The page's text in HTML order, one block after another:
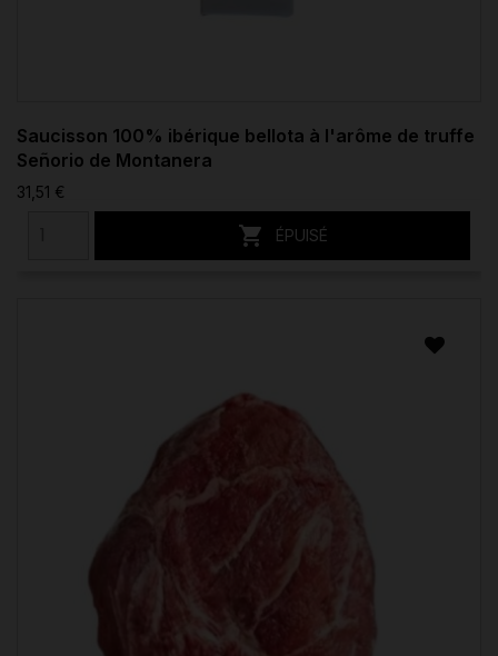
Saucisson 100% ibérique bellota à l'arôme de truffe
Señorio de Montanera
31,51 €
 ÉPUISÉ